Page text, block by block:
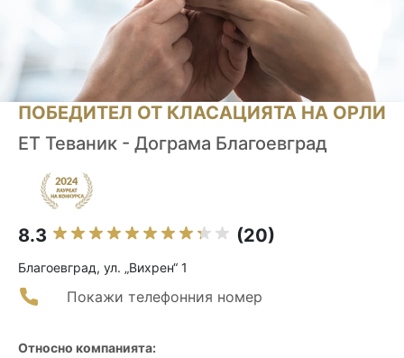
ПОБЕДИТЕЛ ОТ КЛАСАЦИЯТА НА ОРЛИ
ЕТ Теваник - Дограма Благоевград
8.3 (20)
Благоевград, ул. „Вихрен“ 1
Покажи телефонния номер
Относно компанията: